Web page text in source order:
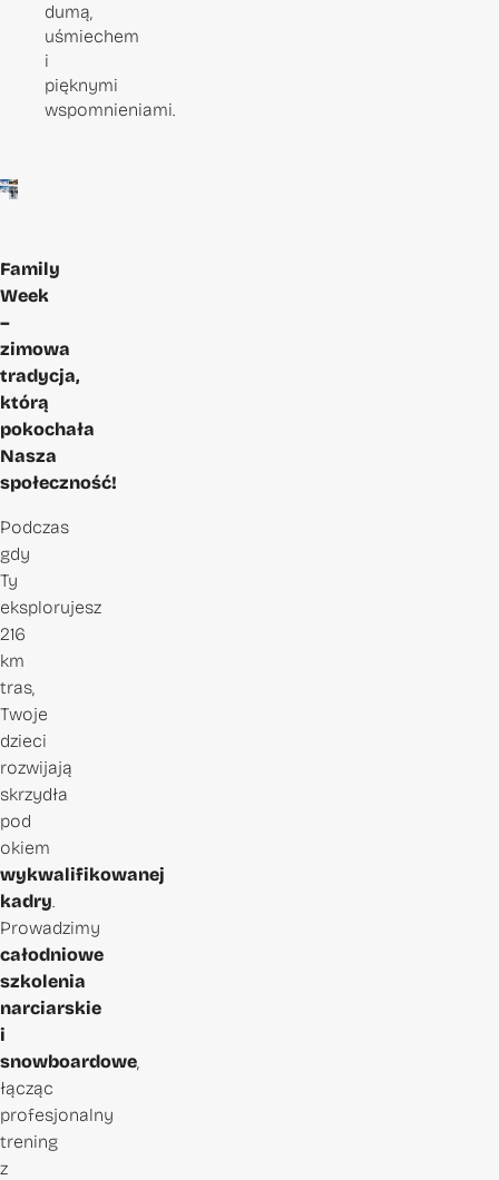
dumą,
uśmiechem
i
pięknymi
wspomnieniami.
Family
Week
–
zimowa
tradycja,
którą
pokochała
Nasza
społeczność!
Podczas
gdy
Ty
eksplorujesz
216
km
tras,
Twoje
dzieci
rozwijają
skrzydła
pod
okiem
wykwalifikowanej
kadry
Prowadzimy
całodniowe
szkolenia
narciarskie
i
snowboardowe
łącząc
profesjonalny
trening
z